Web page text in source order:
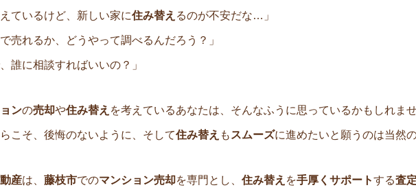
ているけど、新しい家に住み替え るのが不安だな…」
売れるか、どうやって調べるんだろう？」
誰に相談すればいいの？」
ンの売却や住み替え を考えているあなたは、そんなふうに思っているかもしれませ
こそ、後悔のないように、そして住み替え もスムーズに進めたいと願うのは当然
産は、 藤枝市でのマンション売却を専門とし、 住み替え を手厚くサポートする査